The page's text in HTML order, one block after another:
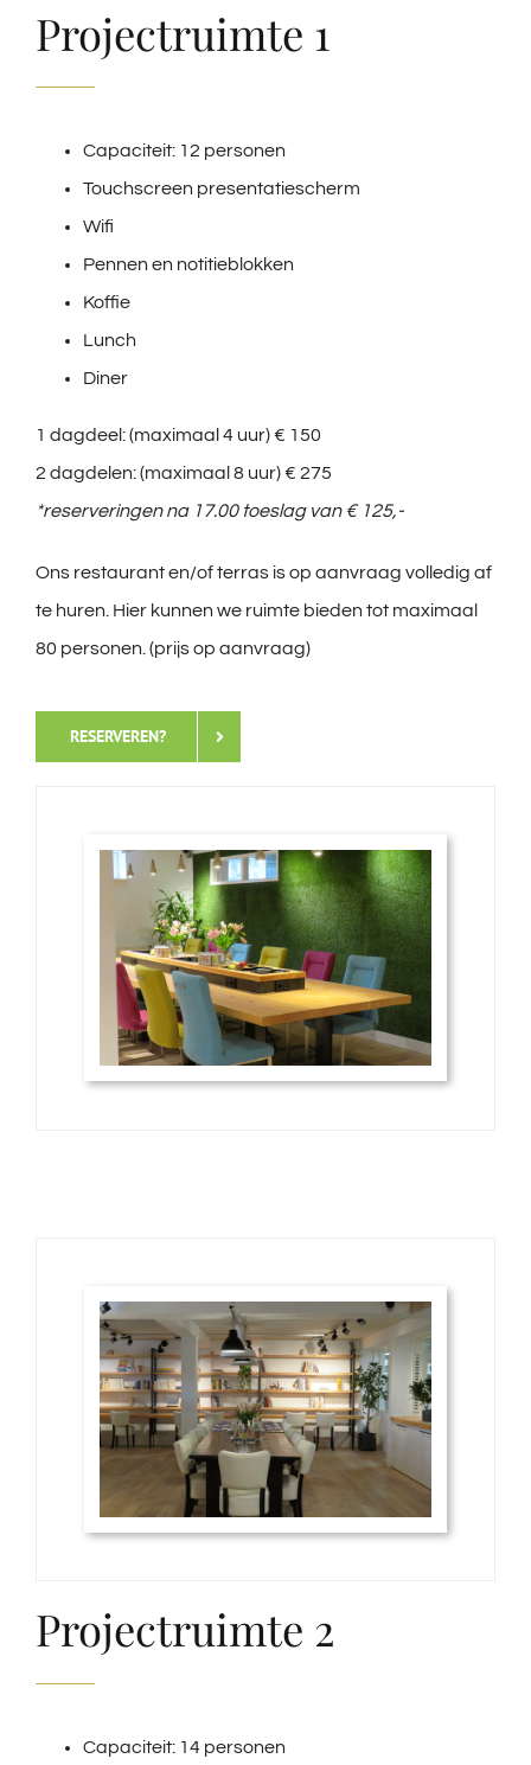
Projectruimte 1
Capaciteit: 12 personen
Touchscreen presentatiescherm
Wifi
Pennen en notitieblokken
Koffie
Lunch
Diner
1 dagdeel: (maximaal 4 uur) € 150
2 dagdelen: (maximaal 8 uur) € 275
*reserveringen na 17.00 toeslag van € 125,-
Ons restaurant en/of terras is op aanvraag volledig af
te huren. Hier kunnen we ruimte bieden tot maximaal
80 personen. (prijs op aanvraag)
RESERVEREN?
Projectruimte 2
Capaciteit: 14 personen